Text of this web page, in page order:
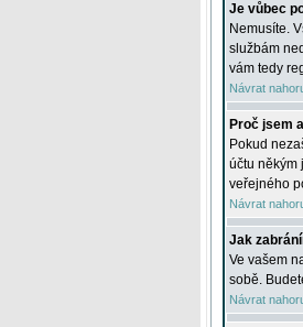
Je vůbec
Nemusíte.
službám
vám tedy
Návrat
Proč jsem
Pokud
účtu někým
veřejného
Návrat
Jak
Ve vašem
sobě.
Návrat